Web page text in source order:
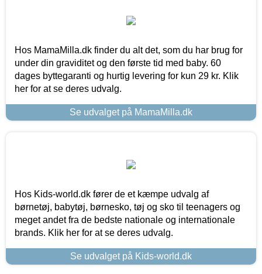
Hos MamaMilla.dk finder du alt det, som du har brug for
under din graviditet og den første tid med baby. 60
dages byttegaranti og hurtig levering for kun 29 kr. Klik
her for at se deres udvalg.
Se udvalget på MamaMilla.dk
Hos Kids-world.dk fører de et kæmpe udvalg af
børnetøj, babytøj, børnesko, tøj og sko til teenagers og
meget andet fra de bedste nationale og internationale
brands. Klik her for at se deres udvalg.
Se udvalget på Kids-world.dk